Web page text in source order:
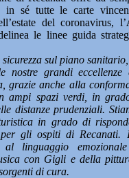
in sé tutte le carte
del coronavirus, l’
le linee guida
sul piano
nostre grandi
grazie anche alla
ampi spazi verdi, in
distanze prudenziali.
in grado di
per gli ospiti di
linguaggio
con Gigli e della
di cura.